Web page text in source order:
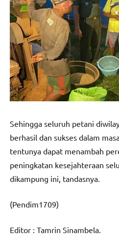
Sehingga seluruh petani
berhasil dan sukses dalam
tentunya dapat menambah
peningkatan kesejahteraan
dikampung ini, tandasnya.
(Pendim1709)
Editor : Tamrin Sinambela.